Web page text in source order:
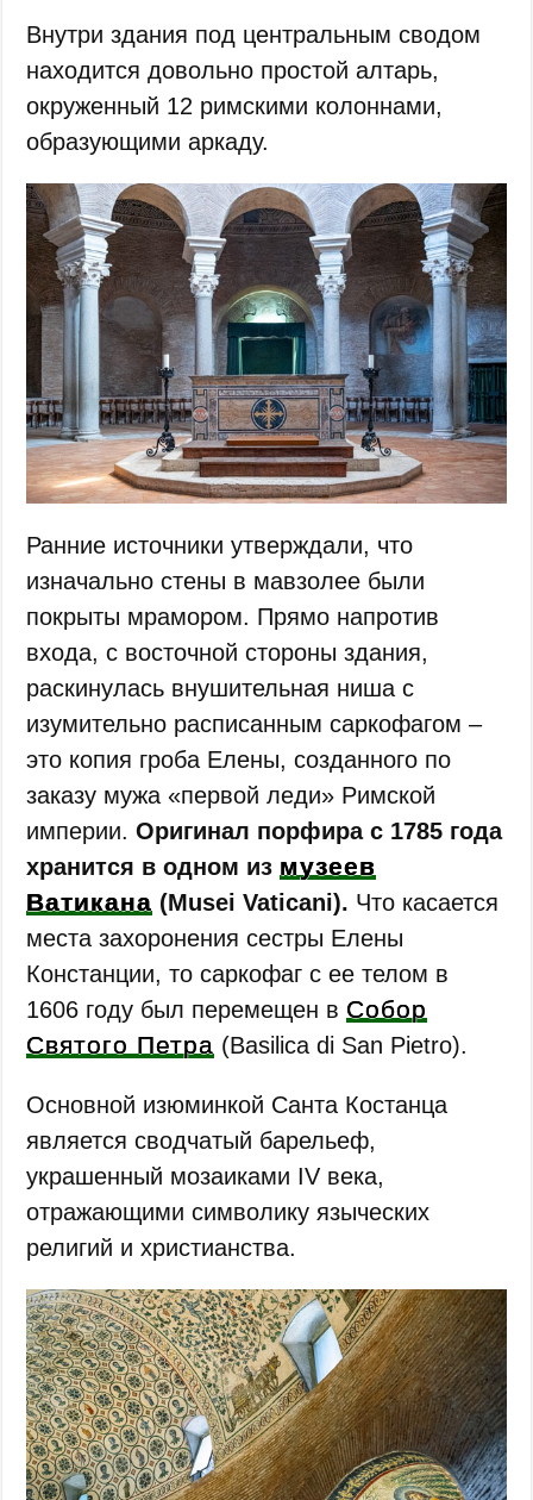
Внутри здания под центральным сводом
находится довольно простой алтарь,
окруженный 12 римскими колоннами,
образующими аркаду.
Ранние источники утверждали, что
изначально стены в мавзолее были
покрыты мрамором. Прямо напротив
входа, с восточной стороны здания,
раскинулась внушительная ниша с
изумительно расписанным саркофагом –
это копия гроба Елены, созданного по
заказу мужа «первой леди» Римской
империи.Оригинал порфира с 1785 года
хранится в одном из музеев
Ватикана (Musei Vaticani). Что касается
места захоронения сестры Елены
Констанции, то саркофаг с ее телом в
1606 году был перемещен в Собор
Святого Петра (Basilica di San Pietro).
Основной изюминкой Санта Костанца
является сводчатый барельеф,
украшенный мозаиками IV века,
отражающими символику языческих
религий и христианства.